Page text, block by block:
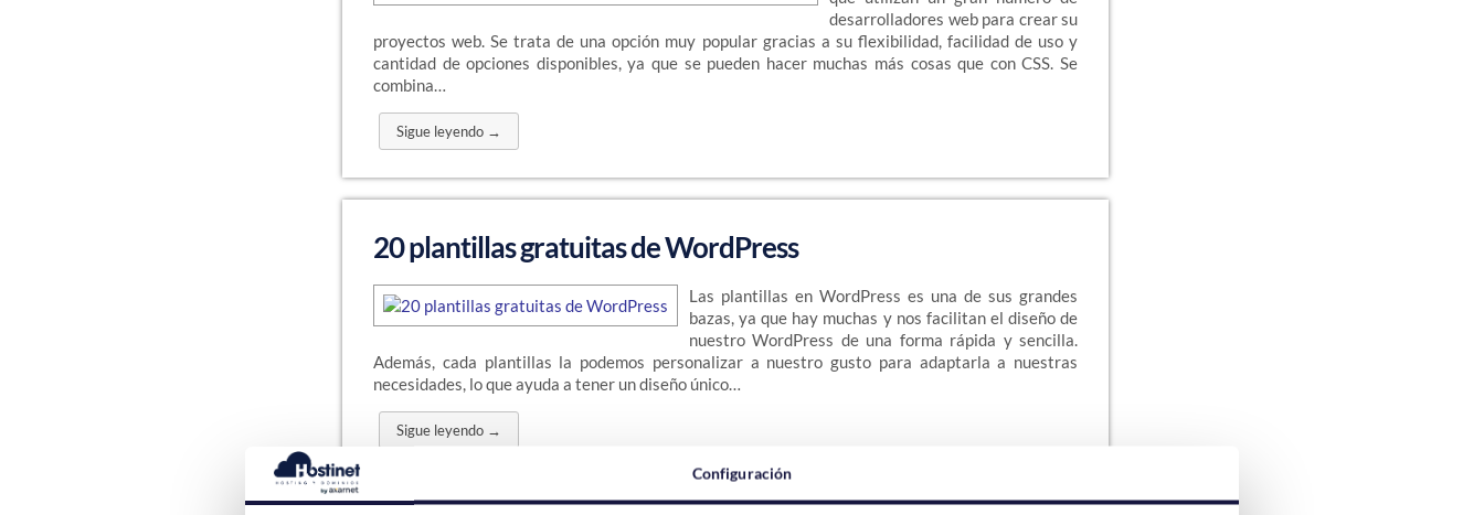
desarrolladores web para crear su
proyectos web. Se trata de una opción muy popular gracias a su flexibilidad, facilidad de uso y
cantidad de opciones disponibles, ya que se pueden hacer muchas más cosas que con CSS. Se
combina…
Sigue leyendo →
20 plantillas gratuitas de WordPress
Las plantillas en WordPress es una de sus grandes
bazas, ya que hay muchas y nos facilitan el diseño de
nuestro WordPress de una forma rápida y sencilla.
Además, cada plantillas la podemos personalizar a nuestro gusto para adaptarla a nuestras
necesidades, lo que ayuda a tener un diseño único…
Sigue leyendo →
Configuración